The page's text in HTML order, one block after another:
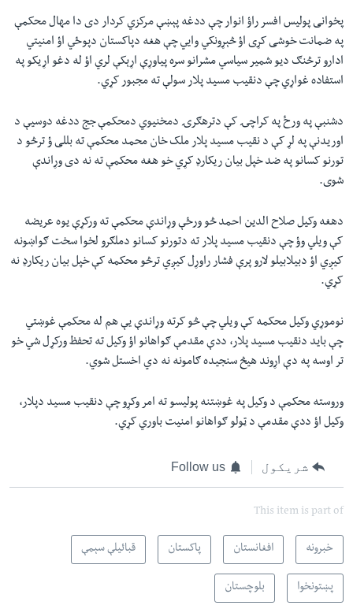
پخوانی پولیس افسر راؤ انوار چې ددغه پېښې مرکزي کردار دی دا مهال محکمې
په ضمانت خوشی کړی اؤ څېړونکي وایي چې هغه دپاکستان دپوځي اؤ امنیتي
ادارو ترڅنګ دیو شمیر سیاسي مشرانو سره پیاوړې اړېکې لري اؤ له دغو اړیکو په
استفاده غواړي چې دنقیب مسید پلار سولې ته مجبور کړي.
دشنبې په ورځ په کراچۍ کې دترهګرۍ دمخنیوي دمحکمې جج ددغه دوسیې د
اوریدنې په لړ کې د نقیب مسید پلار ملک خان محمد محکمې ته بللی ؤ ترڅو د
تورنو کسانو په ضد خپل بیان ریکارډ کړي خو هغه محکمې ته نه دی وړاندې
شوی.
دهغه وکیل صلاح الدین احمد څو ورځې وړاندې محکمې ته ورکړې یوه عریضه
کې ویلي وؤ چې دنقیب مسید پلار ته دتورنو کسانو دملګرو لخوا سخت ګواښونه
کیږي اؤ دبیلابیلو لارو پرې فشار راوړل کیږي ترڅو محکمه کې خپل بیان ریکارډ نه
کړي.
نوموړي وکیل محکمه کې ویلي چې څو کرته وړاندې یې هم له محکمې غوښتي
چې باید دنقیب مسید پلار، ددې مقدمې ګواهانو اؤ وکیل ته تحفظ ورکړل شي خو
تر اوسه په دې اړوند هیڅ سنجیده ګامونه نه دي اخستل شوي.
وروسته محکمې د وکیل په غوښتنه پولیسو ته امر وکړو چې دنقیب مسید دپلار،
وکیل اؤ ددې مقدمې د ټولو ګواهانو امنیت باوري کړي.
شریکول Follow us
This item is part of
خبرونه افغانستان پاکستان قبائیلې سېمې
پښتونخوا بلوچستان